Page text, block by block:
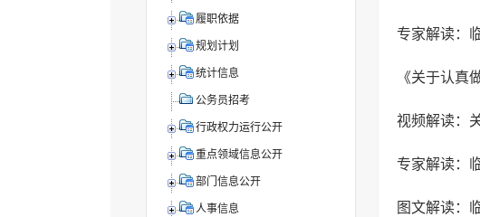
履职依据
规划计划
统计信息
公务员招考
行政权力运行公开
重点领域信息公开
部门信息公开
人事信息
《关于认真
视频解读：
专家解读：
图文解读：